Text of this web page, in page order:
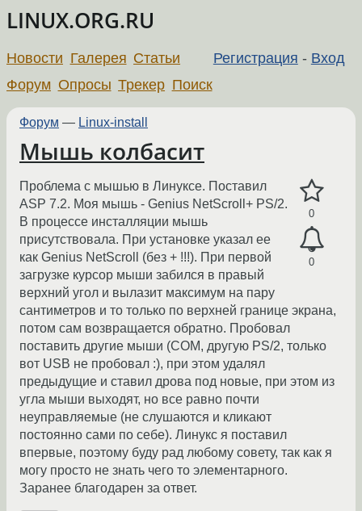
LINUX.ORG.RU
Регистрация - Вход
Новости Галерея Статьи
Форум Опросы Трекер Поиск
Форум — Linux-install
Мышь колбасит
0
0
Проблема с мышью в Линуксе. Поставил
ASP 7.2. Моя мышь - Genius NetScroll+ PS/2.
В процессе инсталляции мышь
присутствовала. При установке указал ее
как Genius NetScroll (без + !!!). При первой
загрузке курсор мыши забился в правый
верхний угол и вылазит максимум на пару
сантиметров и то только по верхней границе экрана,
потом сам возвращается обратно. Пробовал
поставить другие мыши (COM, другую PS/2, только
вот USB не пробовал :), при этом удалял
предыдущие и ставил дрова под новые, при этом из
угла мыши выходят, но все равно почти
неуправляемые (не слушаются и кликают
постоянно сами по себе). Линукс я поставил
впервые, поэтому буду рад любому совету, так как я
могу просто не знать чего то элементарного.
Заранее благодарен за ответ.